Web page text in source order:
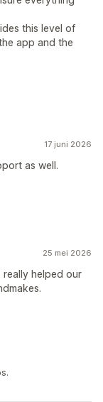
this level of
app and the
17 juni 2026
as well.
25 mei 2026
helped our